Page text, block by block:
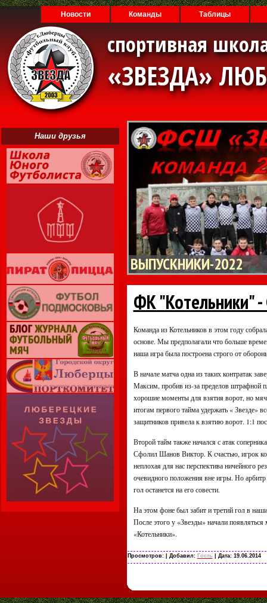
Новости Команды Таблицы
спортивная
«ЗВЕЗДА»
Наши друзья
ВЫПУСКНИКИ-2022
ФК "Котельники"
Команда из Котельников в этом году
основе. Мы предполагали что больше
наша игра была построена строго от
В начале матча одна из таких контратак
Максим, пробив из-за пределов штрафной
хорошие моменты для взятия ворот, но
итогам первого тайма удержать « Звезде»
защитников привела к взятию ворот. 1:1
Второй тайм также начался с атак
Сфолил Шанов Виктор. К счастью, игрок
неплохая для нас перспектива ничейного
очевидного положения вне игры. Но арбитр
гол останется на его совести.
На этом фоне был забит и третий гол в
После этого у «Звезды» начали
«Котельники».
Просмотров: | Добавил: Гость | Дата: 19.06.2014